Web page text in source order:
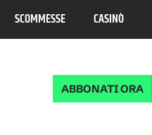
SCOMMESSE CASINÒ
ABBONATI ORA